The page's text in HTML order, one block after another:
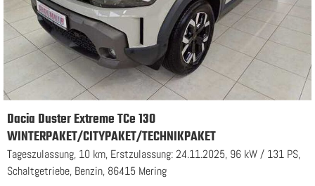
Dacia Duster Extreme TCe 130
WINTERPAKET/CITYPAKET/TECHNIKPAKET
Tageszulassung, 10 km, Erstzulassung: 24.11.2025, 96 kW / 131 PS,
Schaltgetriebe, Benzin, 86415 Mering